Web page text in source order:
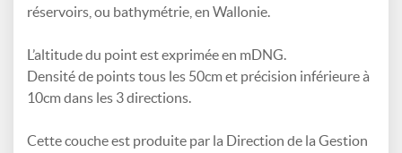
réservoirs, ou bathymétrie, en Wallonie.
L’altitude du point est exprimée en mDNG.
Densité de points tous les 50cm et précision inférieure à
10cm dans les 3 directions.
Cette couche est produite par la Direction de la Gestion